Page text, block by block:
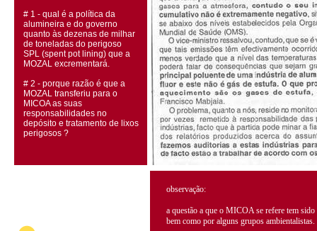
# 1 - qual é a política da
alumineira e do governo
quanto às dezenas de milhar
de toneladas do perigoso
SPL (spent pot lining) que a
MOZAL excrementará.
# 2 - porque razão é que a
MOZAL transferiu para o
MICOA as suas
responsabilidades no
depósito e tratamento de lixos
perigosos ?
observação:
a questão a que o MICOA se refere tem
bem como por alguns grupos ambientalistas.